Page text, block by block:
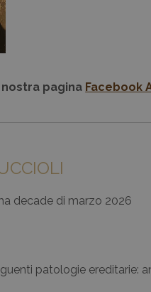
pagina Facebook
decade di marzo 2026
patologie ereditarie: